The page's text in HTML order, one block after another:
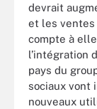
devrait
et les ventes
compte à
l’intégration
pays du
sociaux vont
nouveaux